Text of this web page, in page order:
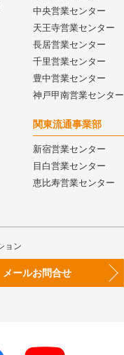
中央営業センター
天王寺営業センター
長居営業センター
千里営業センター
豊中営業センター
神戸甲南営業センター
関東流通事業部
新宿営業センター
目白営業センター
恵比寿営業センター
ョン
メールお問合せ